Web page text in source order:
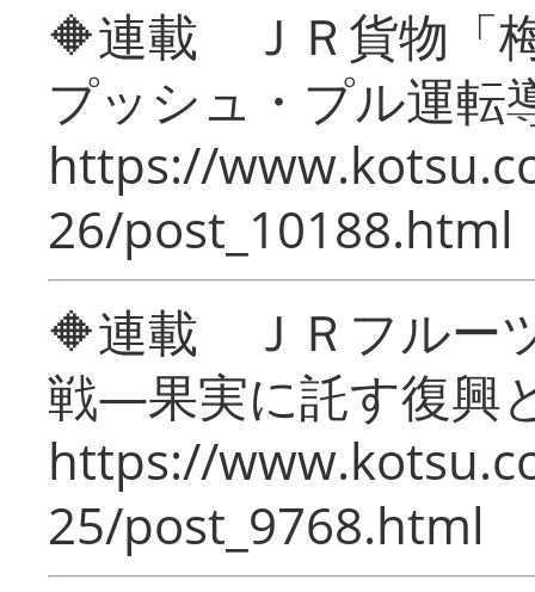
🔶連載 ＪＲ貨物「
プッシュ・プル運転
https://
26/post_10188.html
🔶連載 ＪＲフルー
戦―果実に託す復興
https://
25/post_9768.html